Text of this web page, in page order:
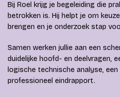
Bij Roel krijg je begeleiding die
betrokken is. Hij helpt je om
brengen en je onderzoek stap
Samen werken jullie aan een
duidelijke hoofd- en deelvragen,
logische technische analyse,
professioneel eindrapport.